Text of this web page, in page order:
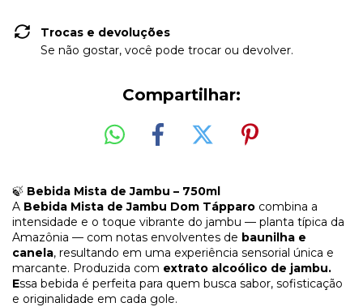
Trocas e devoluções
Se não gostar, você pode trocar ou devolver.
Compartilhar:
🍃 Bebida Mista de Jambu – 750ml
A Bebida Mista de Jambu Dom Tápparo combina a
intensidade e o toque vibrante do jambu — planta típica da
Amazônia — com notas envolventes de baunilha e
canela, resultando em uma experiência sensorial única e
marcante. Produzida com extrato alcoólico de jambu.
Essa bebida é perfeita para quem busca sabor, sofisticação
e originalidade em cada gole.